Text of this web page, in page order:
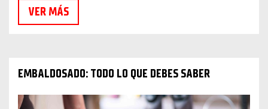
VER MÁS
EMBALDOSADO: TODO LO QUE DEBES SABER